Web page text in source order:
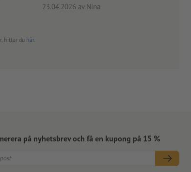
23.04.2026 av Nina
hittar du här.
på nyhetsbrev och få en kupong på 15 %